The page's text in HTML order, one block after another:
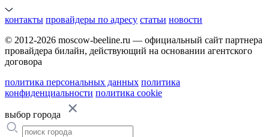
контакты провайдеры по адресу статьи новости
© 2012-2026 moscow-beeline.ru — официальный сайт партнера
провайдера билайн, действующий на основании агентского
договора
политика персональных данных политика
конфиденциальности политика cookie
выбор города